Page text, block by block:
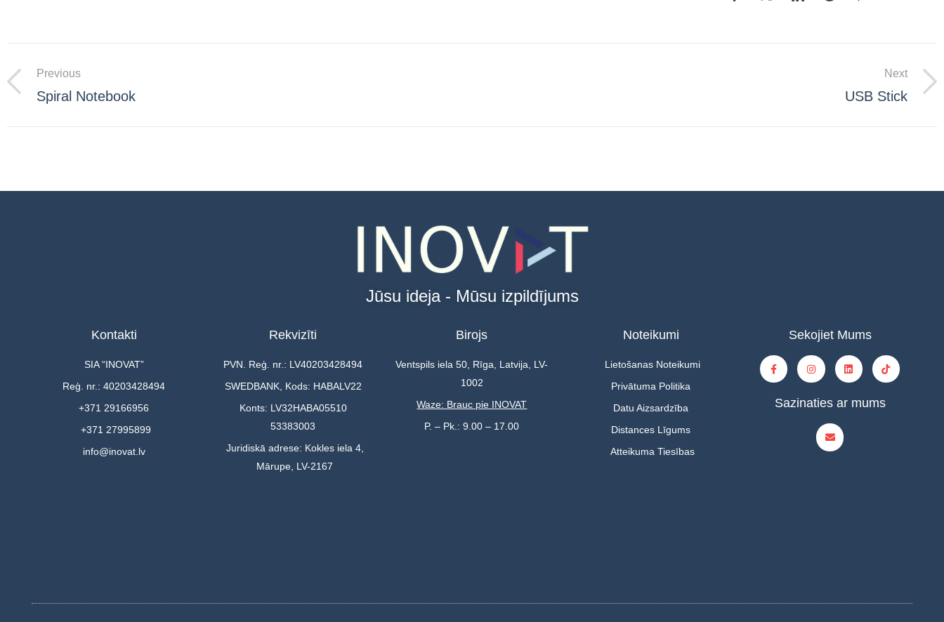
Previous
Spiral Notebook
Next
USB Stick
Jūsu ideja - Mūsu izpildījums
Kontakti
SIA “INOVAT”
Reģ. nr.: 40203428494
+371 29166956
+371 27995899
info@inovat.lv
Rekvizīti
PVN. Reģ. nr.: LV40203428494
SWEDBANK, Kods: HABALV22
Konts: LV32HABA05510
53383003
Juridiskā adrese: Kokles iela 4,
Mārupe, LV-2167
Birojs
Ventspils iela 50, Rīga, Latvija, LV-
1002
Waze: Brauc pie INOVAT
P. – Pk.: 9.00 – 17.00
Noteikumi
Lietošanas Noteikumi
Privātuma Politika
Datu Aizsardzība
Distances Līgums
Atteikuma Tiesības
Sekojiet Mums
Sazinaties ar mums